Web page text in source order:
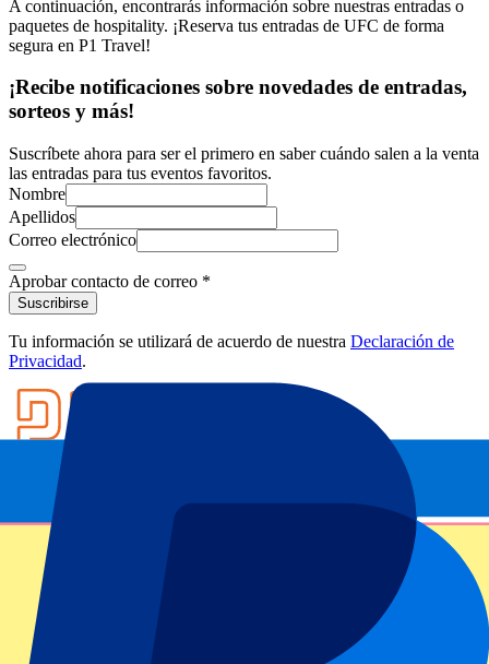
A continuación, encontrarás información sobre nuestras entradas o
paquetes de hospitality. ¡Reserva tus entradas de UFC de forma
segura en P1 Travel!
¡Recibe notificaciones sobre novedades de entradas,
sorteos y más!
Suscríbete ahora para ser el primero en saber cuándo salen a la venta
las entradas para tus eventos favoritos.
Nombre
Apellidos
Correo electrónico
Aprobar contacto de correo *
Suscribirse
Tu información se utilizará de acuerdo de nuestra Declaración de
Privacidad.
Footer menu
Clubes destacados
Manchester United
Manchester City